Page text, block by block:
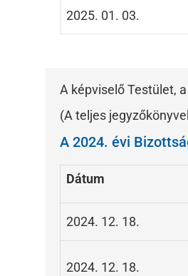
2025. 01. 03.
A képviselő Testület,
(A teljes
A 2024. évi
Dátum
2024. 12. 18.
2024. 12. 18.